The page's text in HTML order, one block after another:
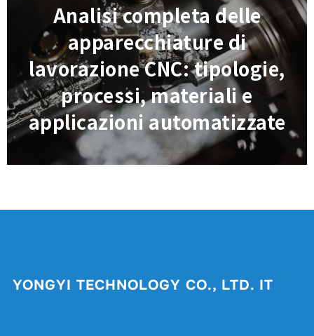
Analisi completa delle
apparecchiature di
lavorazione CNC: tipologie,
processi, materiali e
applicazioni automatizzate
YONGYI TECHNOLOGY CO., LTD. IT